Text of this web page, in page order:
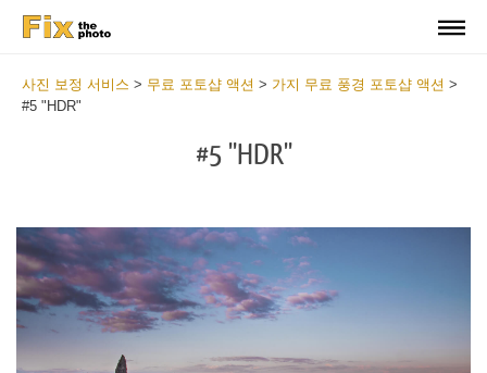
사진 보정 서비스 > 무료 포토샵 액션 > 가지 무료 풍경 포토샵 액션 >
#5 "HDR"
#5 "HDR"